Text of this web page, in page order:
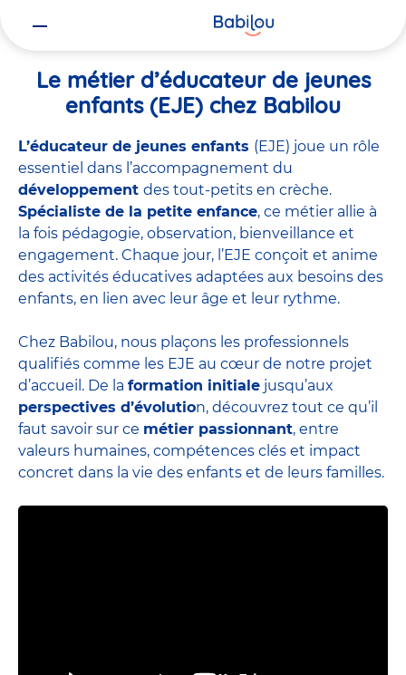
Le métier d’éducateur de jeunes
enfants (EJE) chez Babilou
L’éducateur de jeunes enfants (EJE) joue un rôle
essentiel dans l’accompagnement du
développement des tout-petits en crèche.
Spécialiste de la petite enfance, ce métier allie à
la fois pédagogie, observation, bienveillance et
engagement. Chaque jour, l’EJE conçoit et anime
des activités éducatives adaptées aux besoins des
enfants, en lien avec leur âge et leur rythme.
Chez Babilou, nous plaçons les professionnels
qualifiés comme les EJE au cœur de notre projet
d’accueil. De la formation initiale jusqu’aux
perspectives d’évolution, découvrez tout ce qu’il
faut savoir sur ce métier passionnant, entre
valeurs humaines, compétences clés et impact
concret dans la vie des enfants et de leurs familles.